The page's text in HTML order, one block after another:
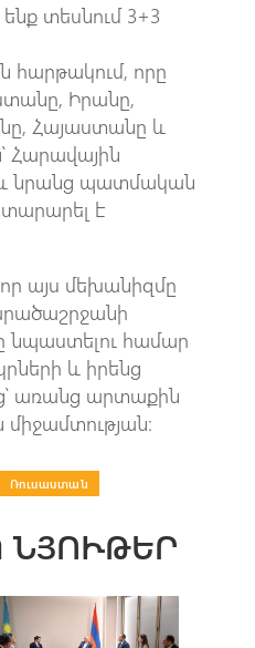
տեսնում 3+3
հարթակում, որը
Իրանը,
Հայաստանը և
Հարավային
և նրանց պատմական
է
այս մեխանիզմը
նպաստելու համար
և իրենց
առանց արտաքին
Ռուսաստան